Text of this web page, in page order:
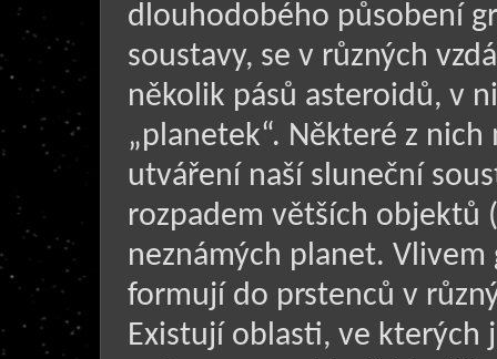
dlouhodobého působení
soustavy, se v různých
několik pásů asteroidů, v
„planetek“. Některé z
utváření naší sluneční
rozpadem větších objektů
neznámých planet.
formují do prstenců v
Existují oblasti, ve